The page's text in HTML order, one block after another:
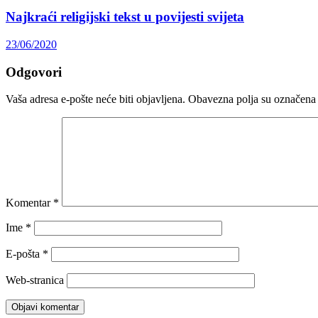
Najkraći religijski tekst u povijesti svijeta
23/06/2020
Odgovori
Vaša adresa e-pošte neće biti objavljena. Obavezna polja su
Komentar *
Ime *
E-pošta *
Web-stranica